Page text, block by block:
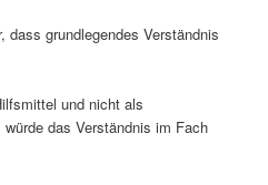
dass grundlegendes Verständnis
und nicht als
würde das Verständnis im Fach